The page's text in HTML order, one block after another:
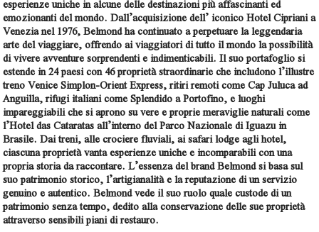
emozionanti del mondo. Dall’acquisizione dell’ iconico Hotel Cipriani a
Venezia nel 1976, Belmond ha continuato a perpetuare la leggendaria
arte del viaggiare, offrendo ai viaggiatori di tutto il mondo la possibilità
di vivere avventure sorprendenti e indimenticabili. Il suo portafoglio si
estende in 24 paesi con 46 proprietà straordinarie che includono l’illustre
treno Venice Simplon-Orient Express, ritiri remoti come Cap Juluca ad
Anguilla, rifugi italiani come Splendido a Portofino, e luoghi
impareggiabili che si aprono su vere e proprie meraviglie naturali come
l’Hotel das Cataratas all’interno del Parco Nazionale di Iguazu in
Brasile. Dai treni, alle crociere fluviali, ai safari lodge agli hotel,
ciascuna proprietà vanta esperienze uniche e incomparabili con una
propria storia da raccontare. L’essenza del brand Belmond si basa sul
suo patrimonio storico, l’artigianalità e la reputazione di un servizio
genuino e autentico. Belmond vede il suo ruolo quale custode di un
patrimonio senza tempo, dedito alla conservazione delle sue proprietà
attraverso sensibili piani di restauro.